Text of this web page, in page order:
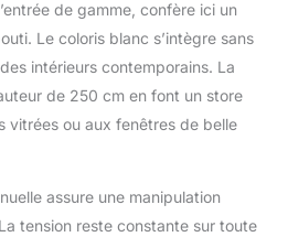
de gamme, confère ici un
Le coloris blanc s’intègre sans
intérieurs contemporains. La
de 250 cm en font un store
vitrées ou aux fenêtres de belle
assure une manipulation
tension reste constante sur toute